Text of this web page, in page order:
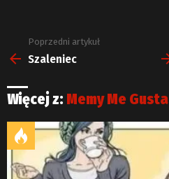
Zobacz
więcej
Poprzedni artykuł
Szaleniec
Więcej z: Memy Me Gusta